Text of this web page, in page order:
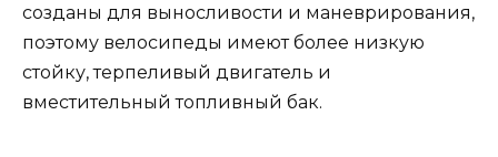
созданы для выносливости и маневрирования,
поэтому велосипеды имеют более низкую
стойку, терпеливый двигатель и
вместительный топливный бак.